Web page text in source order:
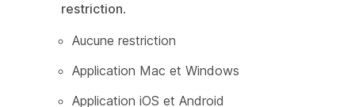
restriction.
Aucune restriction
Application Mac et Windows
Application iOS et Android